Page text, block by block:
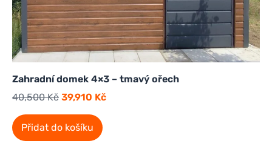
Zahradní domek 4×3 – tmavý ořech
40,500Kč 39,910 Kč
Přidat do košíku